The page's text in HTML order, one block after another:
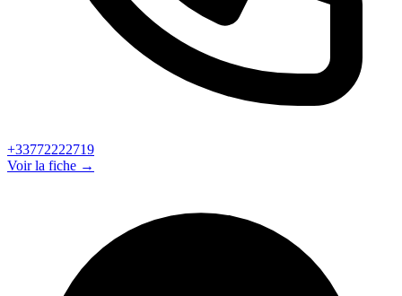
+33772222719
Voir la fiche →